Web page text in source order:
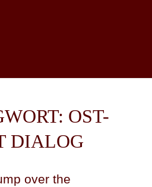
OST-
DIALOG
over the